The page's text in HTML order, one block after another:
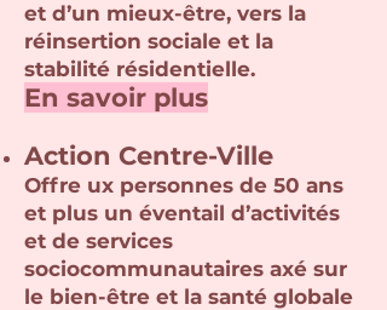
et d’un mieux-être, vers la
réinsertion sociale et la
stabilité résidentielle.
En savoir plus
Action Centre-Ville
Offre ux personnes de 50 ans
et plus un éventail d’activités
et de services
sociocommunautaires axé sur
le bien-être et la santé globale